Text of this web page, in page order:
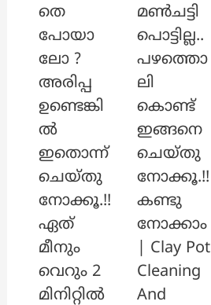
തെ
പോയാ
ലോ ?
അരിപ്പ
ഉണ്ടെങ്കി
ൽ
ഇതൊന്ന്
ചെയ്തു
നോക്കൂ.!!
ഏത്
മീനും
വെറും 2
മിനിറ്റിൽ
മൺചട്ടി
പൊട്ടില്ല..
പഴത്തൊ
ലി
കൊണ്ട്
ഇങ്ങനെ
ചെയ്തു
നോക്കൂ.!!
കണ്ടു
നോക്കാം
| Clay Pot
Cleaning
And